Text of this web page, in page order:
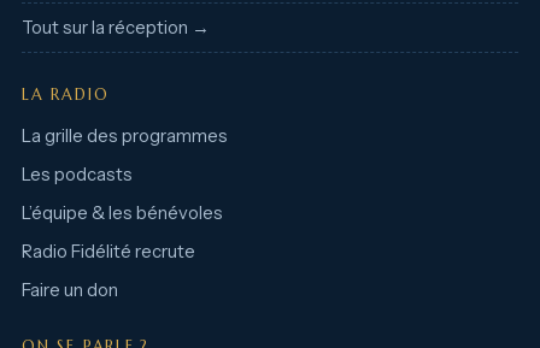
Tout sur la réception →
LA RADIO
La grille des programmes
Les podcasts
L’équipe & les bénévoles
Radio Fidélité recrute
Faire un don